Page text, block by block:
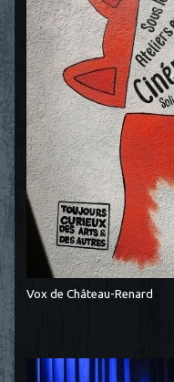
Vox de Château-Renard